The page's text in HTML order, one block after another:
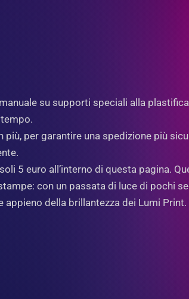
su supporti speciali alla
per garantire una spedizione più
5 euro all’interno di questa pagina.
con un passata di luce di pochi
della brillantezza dei Lumi Print.